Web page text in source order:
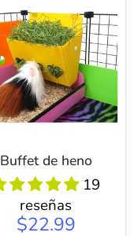
Buffet de heno
19
reseñas
$22.99